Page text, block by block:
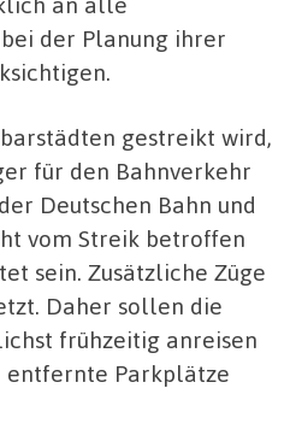
der Planung ihrer
gestreikt wird,
für den Bahnverkehr
Deutschen Bahn und
vom Streik betroffen
sein. Zusätzliche Züge
Daher sollen die
frühzeitig anreisen
Parkplätze